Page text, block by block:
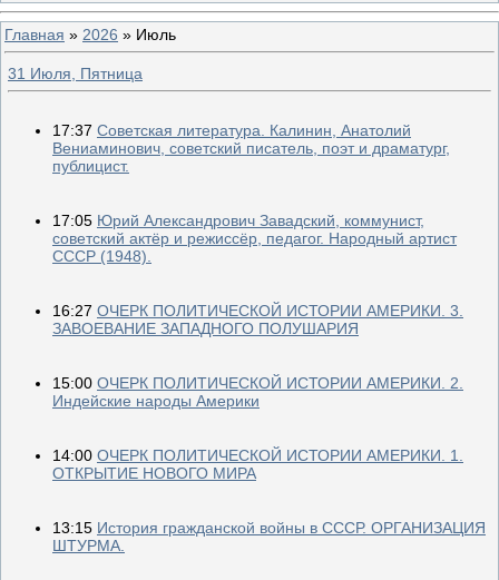
Главная » 2026 » Июль
31 Июля, Пятница
17:37 Советская литература. Калинин, Анатолий
Вениаминович, советский писатель, поэт и драматург,
публицист.
17:05 Юрий Александрович Завадский, коммунист,
советский актёр и режиссёр, педагог. Народный артист
СССР (1948).
16:27 ОЧЕРК ПОЛИТИЧЕСКОЙ ИСТОРИИ АМЕРИКИ. 3.
ЗАВОЕВАНИЕ ЗАПАДНОГО ПОЛУШАРИЯ
15:00 ОЧЕРК ПОЛИТИЧЕСКОЙ ИСТОРИИ АМЕРИКИ. 2.
Индейские народы Америки
14:00 ОЧЕРК ПОЛИТИЧЕСКОЙ ИСТОРИИ АМЕРИКИ. 1.
ОТКРЫТИЕ НОВОГО МИРА
13:15 История гражданской войны в СССР. ОРГАНИЗАЦИЯ
ШТУРМА.